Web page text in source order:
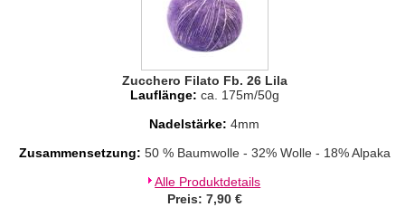
Zucchero Filato Fb. 26 Lila
Lauflänge: ca. 175m/50g
Nadelstärke: 4mm
Zusammensetzung: 50 % Baumwolle - 32% Wolle - 18% Alpaka
Alle Produktdetails
Preis: 7,90 €